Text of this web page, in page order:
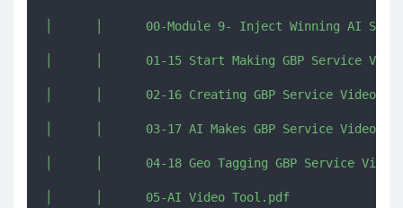
│      │      00-Module 9- Inject Winning AI
│      │      01-15 Start Making GBP Service
│      │      02-16 Creating GBP Service
│      │      03-17 AI Makes GBP Service Videos
│      │      04-18 Geo Tagging GBP Service
│      │      05-AI Video Tool.pdf